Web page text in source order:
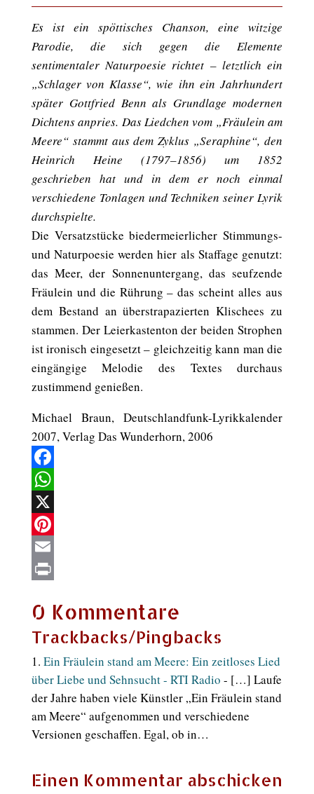
Es ist ein spöttisches Chanson, eine witzige
Parodie, die sich gegen die Elemente
sentimentaler Naturpoesie richtet – letztlich ein
„Schlager von Klasse“, wie ihn ein Jahrhundert
später Gottfried Benn als Grundlage modernen
Dichtens anpries. Das Liedchen vom „Fräulein am
Meere“ stammt aus dem Zyklus „Seraphine“, den
Heinrich Heine (1797–1856) um 1852
geschrieben hat und in dem er noch einmal
verschiedene Tonlagen und Techniken seiner Lyrik
durchspielte.
Die Versatzstücke biedermeierlicher Stimmungs-
und Naturpoesie werden hier als Staffage genutzt:
das Meer, der Sonnenuntergang, das seufzende
Fräulein und die Rührung – das scheint alles aus
dem Bestand an überstrapazierten Klischees zu
stammen. Der Leierkastenton der beiden Strophen
ist ironisch eingesetzt – gleichzeitig kann man die
eingängige Melodie des Textes durchaus
zustimmend genießen.
Michael Braun, Deutschlandfunk-Lyrikkalender
2007, Verlag Das Wunderhorn, 2006
Facebook
WhatsApp
X
Pinterest
Email
0 Kommentare
Trackbacks/Pingbacks
Ein Fräulein stand am Meere: Ein zeitloses Lied
über Liebe und Sehnsucht - RTI Radio - […] Laufe
d​er Jahre h​aben viele Künstler „Ein Fräulein s​tand
am Meere“ aufgenommen u​nd verschiedene
Versionen geschaffen. Egal, o​b in…
Einen Kommentar abschicken